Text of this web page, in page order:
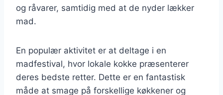
og råvarer, samtidig med at de nyder lækker
mad.
En populær aktivitet er at deltage i en
madfestival, hvor lokale kokke præsenterer
deres bedste retter. Dette er en fantastisk
måde at smage på forskellige køkkener og